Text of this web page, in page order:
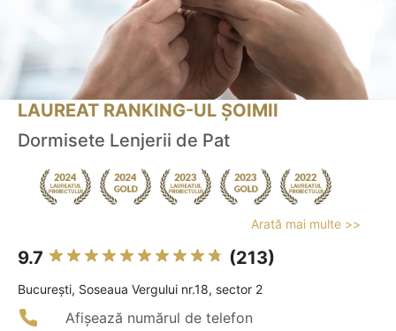
LAUREAT RANKING-UL ȘOIMII
Dormisete Lenjerii de Pat
Arată mai multe >>
9.7 (213)
Bucureşti, Soseaua Vergului nr.18, sector 2
Afișează numărul de telefon